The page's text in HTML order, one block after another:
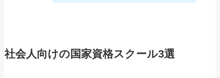
社会人向けの国家資格スクール3選